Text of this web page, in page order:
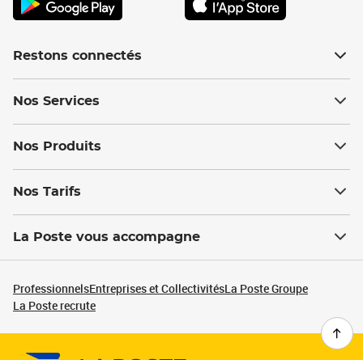
Restons connectés
Nos Services
Nos Produits
Nos Tarifs
La Poste vous accompagne
ProfessionnelsEntreprises et CollectivitésLa Poste Groupe
La Poste recrute